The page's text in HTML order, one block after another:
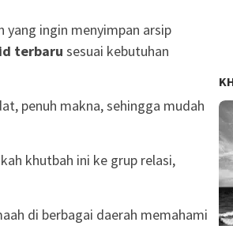
yang ingin menyimpan arsip
terbaru sesuai kebutuhan
penuh makna, sehingga mudah
khutbah ini ke grup relasi,
di berbagai daerah memahami